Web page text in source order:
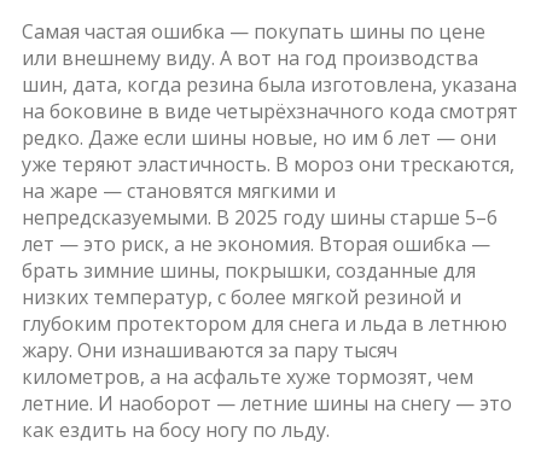
Самая частая ошибка — покупать шины по цене
или внешнему виду. А вот на год производства
шин, дата, когда резина была изготовлена, указана
на боковине в виде четырёхзначного кода смотрят
редко. Даже если шины новые, но им 6 лет — они
уже теряют эластичность. В мороз они трескаются,
на жаре — становятся мягкими и
непредсказуемыми. В 2025 году шины старше 5–6
лет — это риск, а не экономия. Вторая ошибка —
брать зимние шины, покрышки, созданные для
низких температур, с более мягкой резиной и
глубоким протектором для снега и льда в летнюю
жару. Они изнашиваются за пару тысяч
километров, а на асфальте хуже тормозят, чем
летние. И наоборот — летние шины на снегу — это
как ездить на босу ногу по льду.